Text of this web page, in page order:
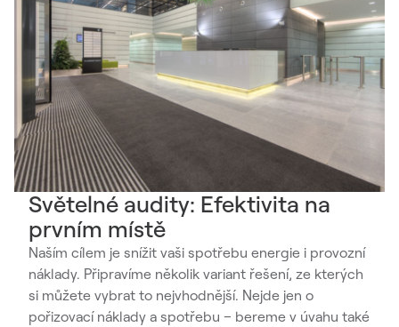
Světelné audity: Efektivita na
prvním místě
Naším cílem je snížit vaši spotřebu energie i provozní
náklady. Připravíme několik variant řešení, ze kterých
si můžete vybrat to nejvhodnější. Nejde jen o
pořizovací náklady a spotřebu – bereme v úvahu také